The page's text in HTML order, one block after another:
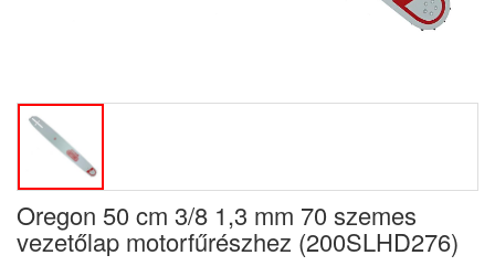
Oregon 50 cm 3/8 1,3 mm 70 szemes
vezetőlap motorfűrészhez (200SLHD276)